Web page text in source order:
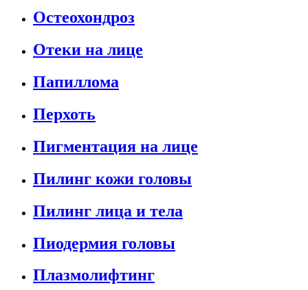
Остеохондроз
Отеки на лице
Папиллома
Перхоть
Пигментация на лице
Пилинг кожи головы
Пилинг лица и тела
Пиодермия головы
Плазмолифтинг